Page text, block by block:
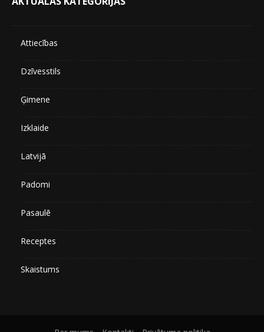
Attiecības
Dzīvesstils
Ģimene
Izklaide
Latvijā
Padomi
Pasaulē
Receptes
Skaistums